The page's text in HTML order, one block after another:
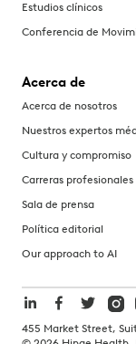
Estudios clínicos
Conferencia de
Acerca de
Acerca de nosotros
Nuestros expertos
Cultura y compromiso
Carreras profesionales
Sala de prensa
Política editorial
Our approach to AI
455 Market Street,